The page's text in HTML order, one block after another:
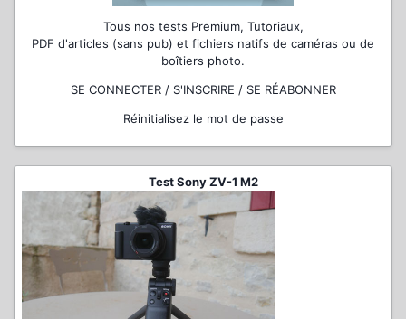
Tous nos tests Premium, Tutoriaux,
PDF d'articles (sans pub) et fichiers natifs de caméras ou de
boîtiers photo.
SE CONNECTER / S'INSCRIRE / SE RÉABONNER
Réinitialisez le mot de passe
Test Sony ZV-1 M2